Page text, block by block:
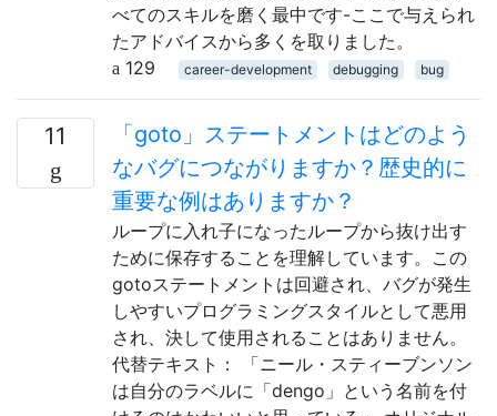
べてのスキルを磨く最中です-ここで与えられ
たアドバイスから多くを取りました。
129
career-development debugging bug
11
「goto」ステートメントはどのよう
なバグにつながりますか？歴史的に
重要な例はありますか？
ループに入れ子になったループから抜け出す
ために保存することを理解しています。この
gotoステートメントは回避され、バグが発生
しやすいプログラミングスタイルとして悪用
され、決して使用されることはありません。
代替テキスト： 「ニール・スティーブンソン
は自分のラベルに「dengo」という名前を付